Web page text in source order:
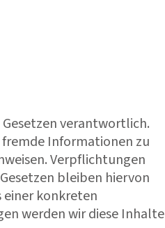
verantwortlich.
Informationen zu
Verpflichtungen
bleiben hiervon
konkreten
werden wir diese Inhalte